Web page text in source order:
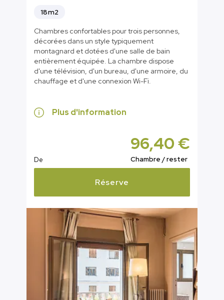
18m2
Chambres confortables pour trois personnes,
décorées dans un style typiquement
montagnard et dotées d'une salle de bain
entièrement équipée. La chambre dispose
d'une télévision, d'un bureau, d'une armoire, du
chauffage et d'une connexion Wi-Fi.
Plus d'information
De
96,40 €
Chambre / rester
Réserve